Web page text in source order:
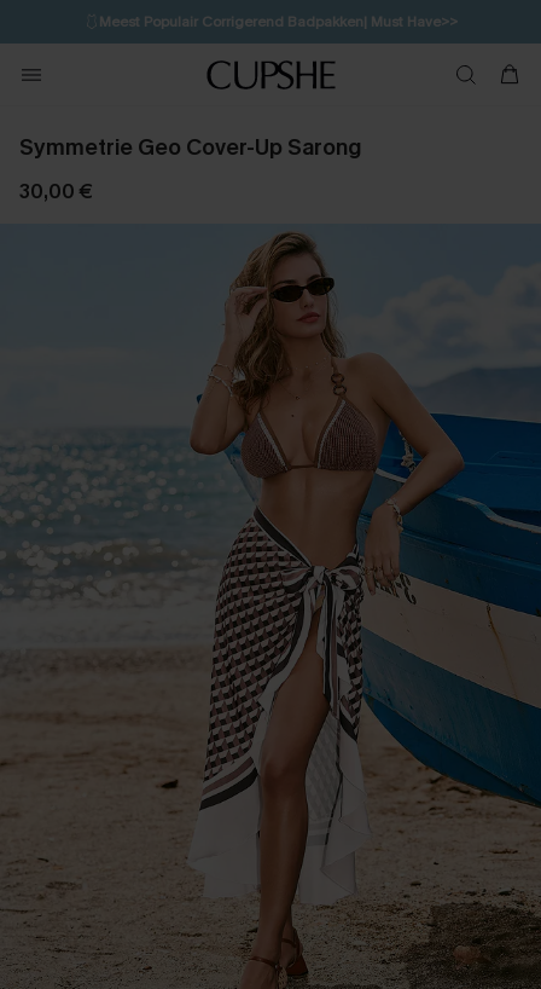
🩱Meest Populair Corrigerend Badpakken| Must Have>>
💌Abonneer je & ontvang tot 15% korting>>
Koop 3, krijg 15% korting | CODE: SW15
Symmetrie Geo Cover-Up Sarong
30,00 €